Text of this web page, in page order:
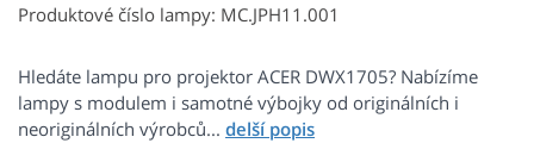
Produktové číslo lampy: MC.JPH11.001
Hledáte lampu pro projektor ACER DWX1705? Nabízíme
lampy s modulem i samotné výbojky od originálních i
neoriginálních výrobců...